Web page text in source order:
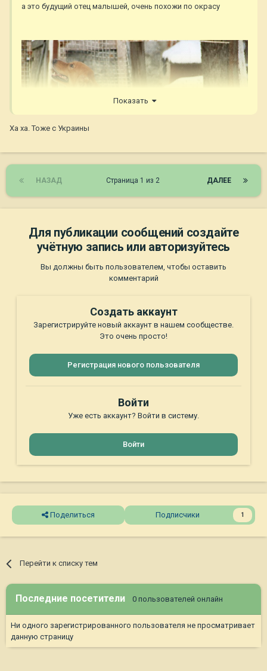
а это будущий отец малышей, очень похожи по окрасу
Показать
Ха ха. Тоже с Украины
НАЗАД ДАЛЕЕ
Страница 1 из 2
Для публикации сообщений создайте
учётную запись или авторизуйтесь
Вы должны быть пользователем, чтобы оставить
комментарий
Создать аккаунт
Зарегистрируйте новый аккаунт в нашем сообществе.
Это очень просто!
Регистрация нового пользователя
Войти
Уже есть аккаунт? Войти в систему.
Войти
Поделиться Подписчики 1
Перейти к списку тем
Последние посетители 0 пользователей онлайн
Ни одного зарегистрированного пользователя не просматривает
данную страницу